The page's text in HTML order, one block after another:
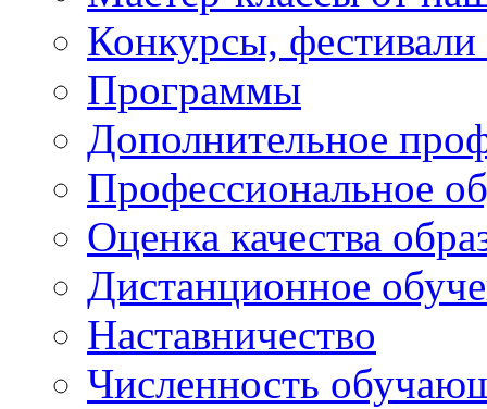
Конкурсы,
Программы
Дополнительное
Профессиональное
Оценка качества
Дистанционное
Наставничество
Численность